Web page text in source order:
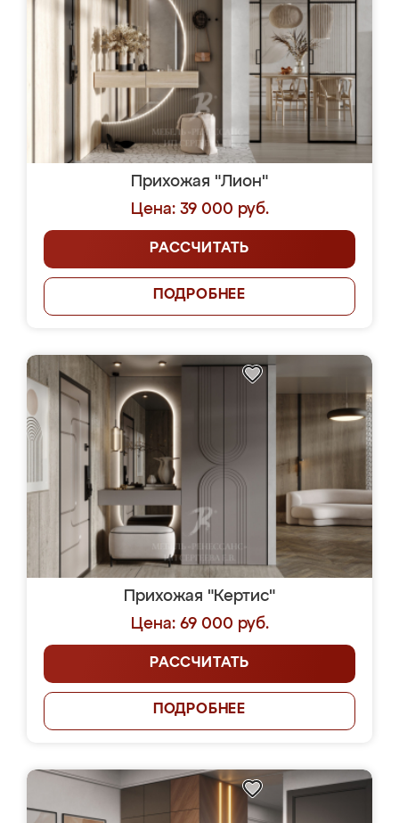
Прихожая "Лион"
Цена: 39 000 руб.
РАССЧИТАТЬ
ПОДРОБНЕЕ
Прихожая "Кертис"
Цена: 69 000 руб.
РАССЧИТАТЬ
ПОДРОБНЕЕ